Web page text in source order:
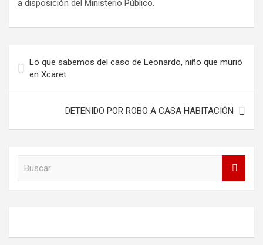
a disposición del Ministerio Público.
de
entradas
Lo que sabemos del caso de Leonardo, niño que murió
en Xcaret
DETENIDO POR ROBO A CASA HABITACIÓN